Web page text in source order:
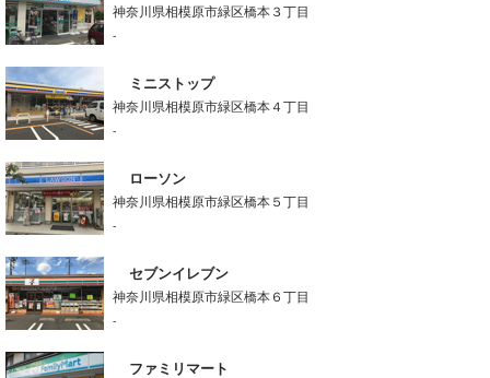
神奈川県相模原市緑区橋本３丁目
-
ミニストップ
神奈川県相模原市緑区橋本４丁目
-
ローソン
神奈川県相模原市緑区橋本５丁目
-
セブンイレブン
神奈川県相模原市緑区橋本６丁目
-
ファミリマート